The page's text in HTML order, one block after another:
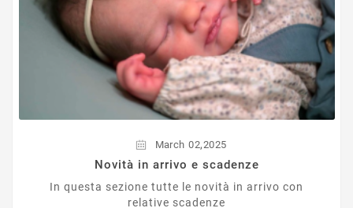
March 02,2025
Novità in arrivo e scadenze
In questa sezione tutte le novità in arrivo con
relative scadenze